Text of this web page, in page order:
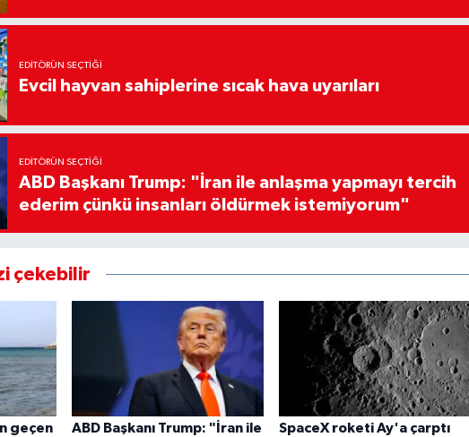
EDITÖRÜN SEÇTIĞI
Evcil hayvan sahiplerine sıcak hava uyarıları
EDITÖRÜN SEÇTIĞI
ABD Başkanı Trump: "İran ile anlaşma yapmayı tercih
ederim çünkü insanları öldürmek istemiyorum"
çekebilir
geçen
ABD Başkanı Trump: "İran ile
SpaceX roketi Ay'a çarptı